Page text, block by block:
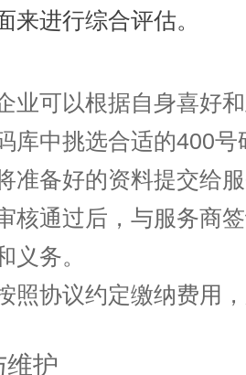
来进行综合评估。
业可以根据自身喜好
库中挑选合适的400号
准备好的资料提交给
核通过后，与服务商
义务。
照协议约定缴纳费用
维护